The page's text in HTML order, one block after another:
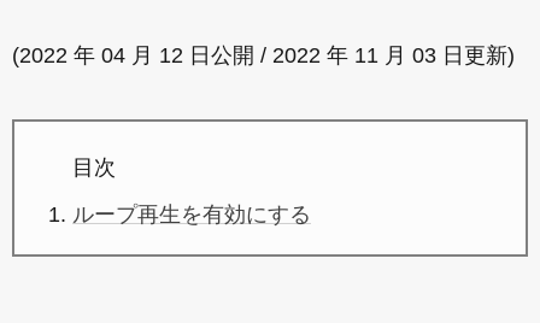
(2022 年 04 月 12 日公開 / 2022 年 11 月 03 日更新)
目次
ループ再生を有効にする